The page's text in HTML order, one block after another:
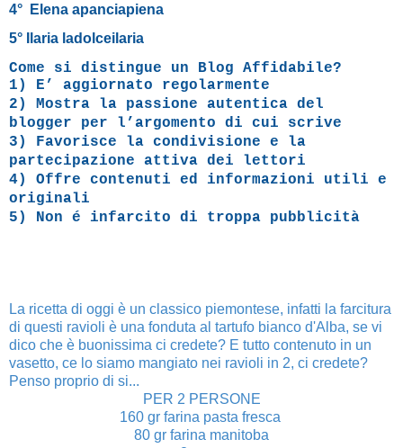
4° Elena apanciapiena
5° Ilaria ladolceilaria
Come si distingue un Blog Affidabile?
1) E’ aggiornato regolarmente
2) Mostra la passione autentica del
blogger per l’argomento di cui scrive
3) Favorisce la condivisione e la
partecipazione attiva dei lettori
4) Offre contenuti ed informazioni utili e
originali
5) Non é infarcito di troppa pubblicità
La ricetta di oggi è un classico piemontese, infatti la farcitura
di questi ravioli è una fonduta al tartufo bianco d'Alba, se vi
dico che è buonissima ci credete? E tutto contenuto in un
vasetto, ce lo siamo mangiato nei ravioli in 2, ci credete?
Penso proprio di si...
PER 2 PERSONE
160 gr farina pasta fresca
80 gr farina manitoba